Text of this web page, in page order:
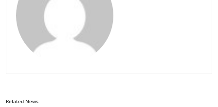
Related News